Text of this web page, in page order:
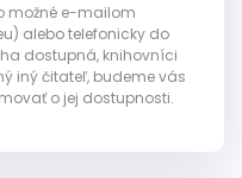
možné e-mailom
alebo telefonicky do
dostupná, knihovníci
iný čitateľ, budeme vás
o jej dostupnosti.